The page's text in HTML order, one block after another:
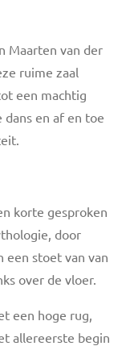
Maarten van der
ruime zaal
een machtig
en af en toe
korte gesproken
door
een stoet van van
over de vloer.
een hoge rug,
allereerste begin